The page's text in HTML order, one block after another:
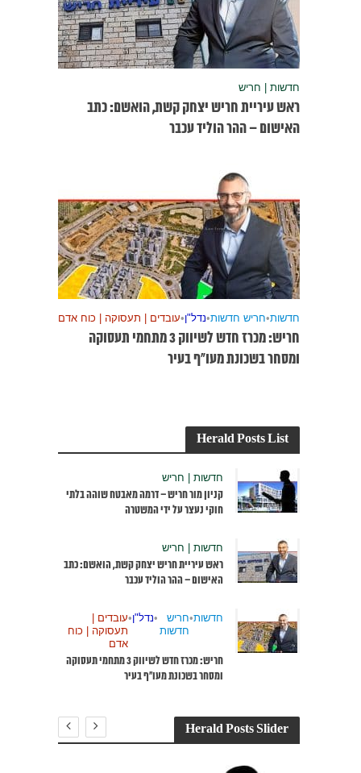
חדשות | חריש
ראש עיריית חריש יצחק קשת, הואשם: כתב
האישום – ההר הוליד עכבר
חדשות•חריש חדשות•נדל"ן•עובדים | תעסוקה | כוח אדם
חריש: מכרז חדש לשיווק 3 מתחמי תעסוקה
ומסחר בשכונת מעו”ף בעיר
Herald Posts List
חדשות | חריש
קניון מור חריש – דרמה מאבטח שוהה בלתי
חוקי נעצר על ידי המשטרה
חדשות | חריש
ראש עיריית חריש יצחק קשת, הואשם: כתב
האישום – ההר הוליד עכבר
חדשות•חריש
חדשות
•נדל"ן•עובדים |
תעסוקה | כוח
אדם
חריש: מכרז חדש לשיווק 3 מתחמי תעסוקה
ומסחר בשכונת מעו”ף בעיר
Herald Posts Slider